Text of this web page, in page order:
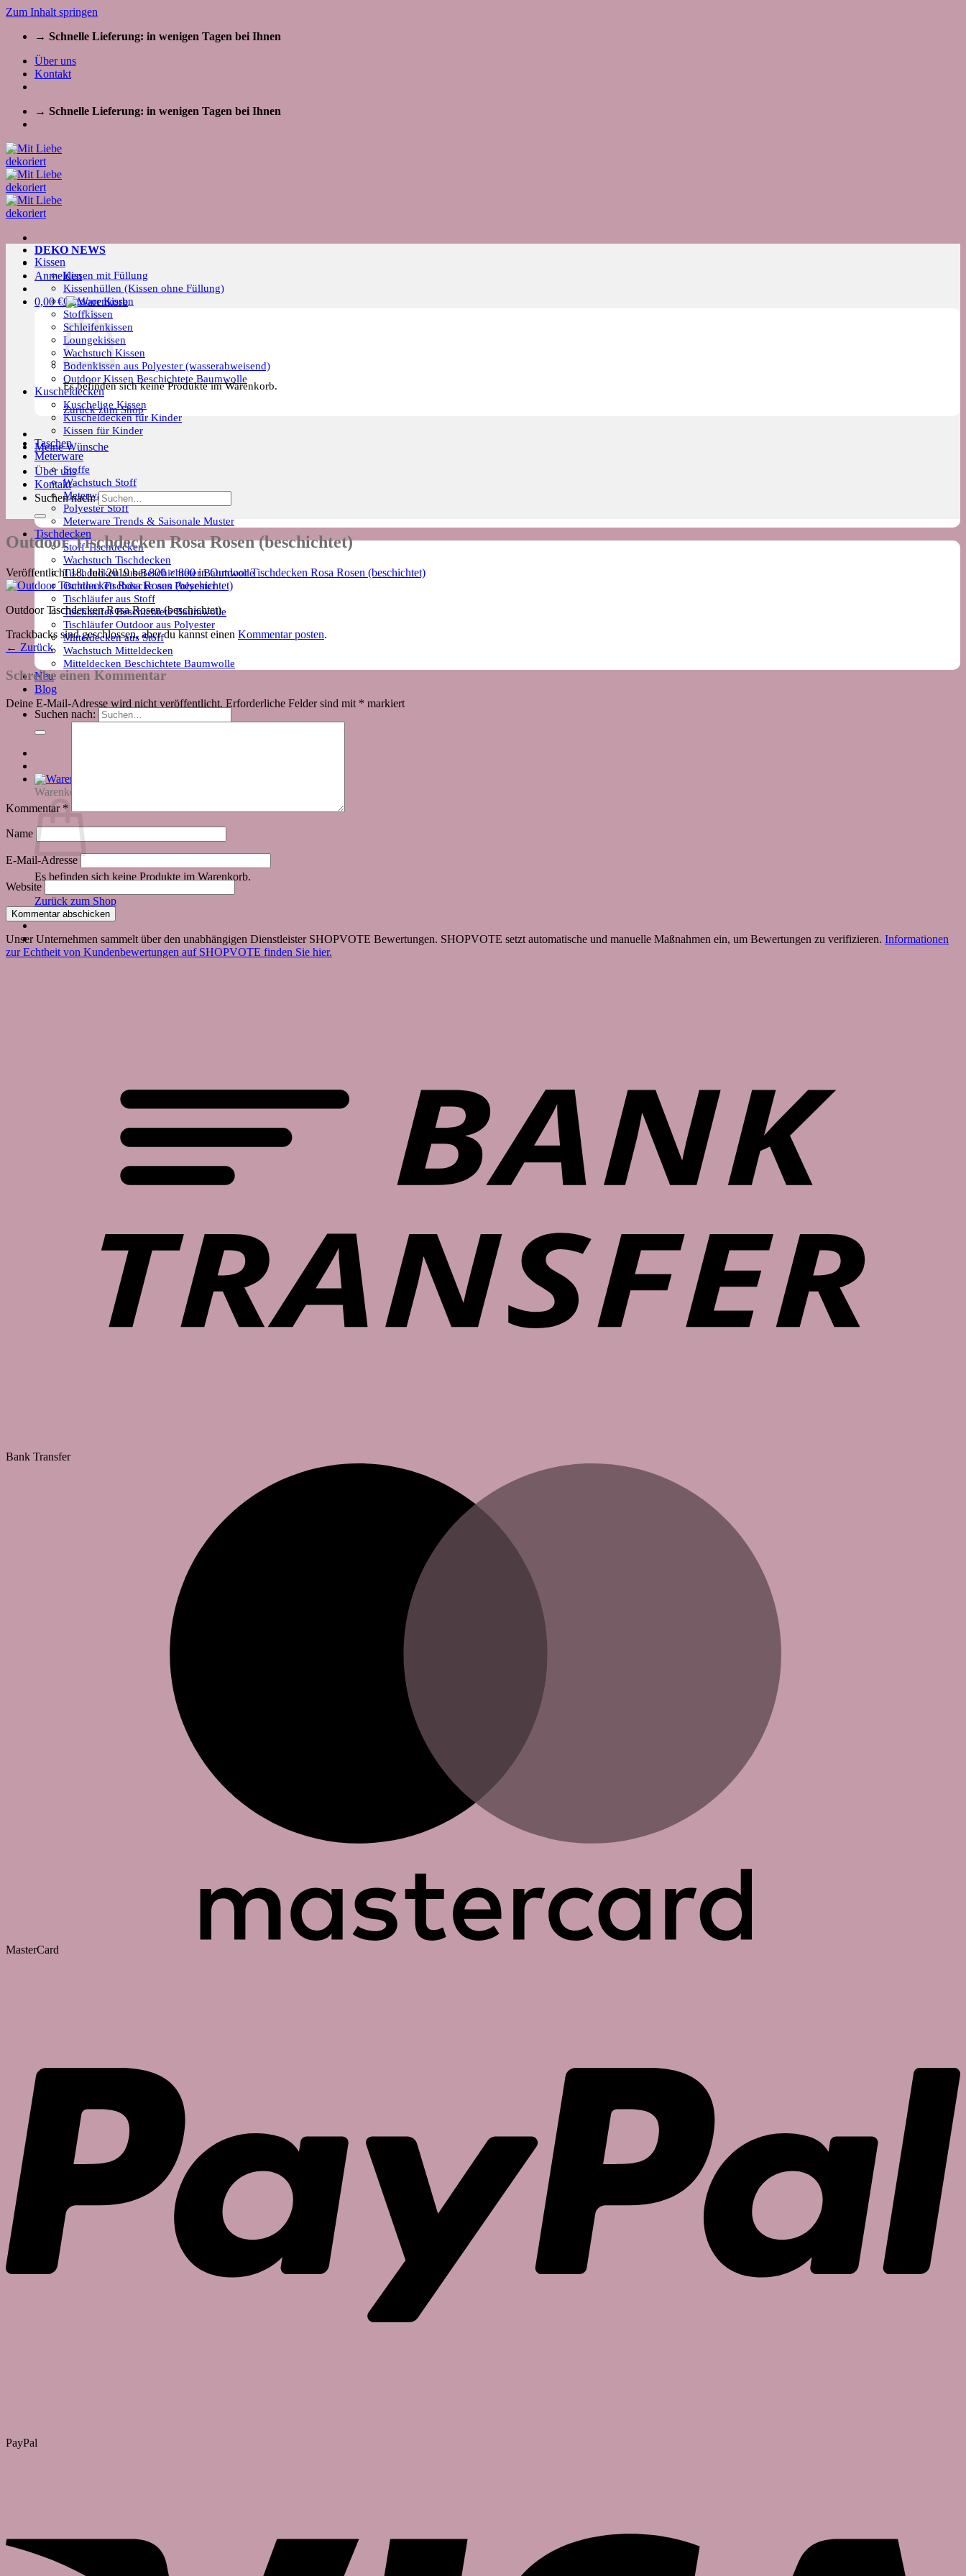
Zum Inhalt springen
→ Schnelle Lieferung: in wenigen Tagen bei Ihnen
Über uns
Kontakt
→ Schnelle Lieferung: in wenigen Tagen bei Ihnen
Kissen
Kissen mit Füllung
Kissenhüllen (Kissen ohne Füllung)
Outdoor Kissen
Stoffkissen
Schleifenkissen
Loungekissen
Wachstuch Kissen
Bodenkissen aus Polyester (wasserabweisend)
Outdoor Kissen Beschichtete Baumwolle
Kuscheldecken
Kuschelige Kissen
Kuscheldecken für Kinder
Kissen für Kinder
Taschen
Meterware
Stoffe
Wachstuch Stoff
Meterware Beschichtete Baumwolle
Polyester Stoff
Meterware Trends & Saisonale Muster
Tischdecken
Stoff Tischdecken
Wachstuch Tischdecken
Tischdecken aus Beschichteter Baumwolle
Outdoor Tischdecke aus Polyester
Tischläufer aus Stoff
Tischläufer Beschichtete Baumwolle
Tischläufer Outdoor aus Polyester
Mitteldecken aus Stoff
Wachstuch Mitteldecken
Mitteldecken Beschichtete Baumwolle
Neu
Blog
Suchen nach:
Warenkorb
Es befinden sich keine Produkte im Warenkorb.
Zurück zum Shop
DEKO NEWS
Anmelden
0,00€
Es befinden sich keine Produkte im Warenkorb.
Zurück zum Shop
Meine Wünsche
Über uns
Kontakt
Suchen nach:
Outdoor Tischdecken Rosa Rosen (beschichtet)
Veröffentlicht18. Juli 2019bei800 × 800inOutdoor Tischdecken Rosa Rosen (beschichtet)
Outdoor Tischdecken Rosa Rosen (beschichtet)
Trackbacks sind geschlossen, aber du kannst einen Kommentar posten.
← Zurück
Schreibe einen Kommentar
Deine E-Mail-Adresse wird nicht veröffentlicht. Erforderliche Felder sind mit * markiert
Kommentar *
Name
E-Mail-Adresse
Website
Unser Unternehmen sammelt über den unabhängigen Dienstleister SHOPVOTE Bewertungen. SHOPVOTE setzt automatische und manuelle Maßnahmen ein, um Bewertungen zu verifizieren. Informationen
zur Echtheit von Kundenbewertungen auf SHOPVOTE finden Sie hier.
Bank Transfer
MasterCard
PayPal